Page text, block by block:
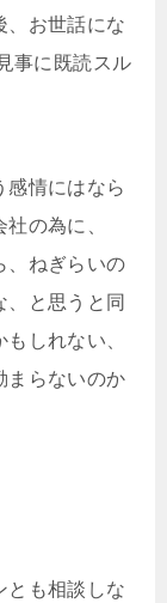
お世話にな
事に既読スル
情にはなら
の為に、
、ねぎらいの
と思うと同
しれない、
まらないのか
も相談しな